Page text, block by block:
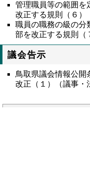
管理職員等の範囲を
改正する規則（６）
職員の職務の級の分
部を改正する規則（
議会告示
鳥取県議会情報公開
改正（１）（議事・